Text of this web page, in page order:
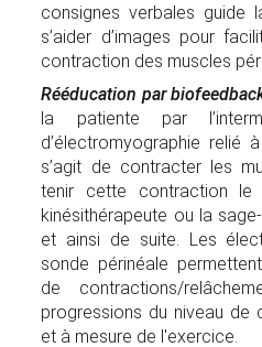
consignes verbales guide
s’aider d’images pour
contraction des muscles
Rééducation par
la patiente par
d’électromyographie relié
s’agit de contracter les
tenir cette contraction
kinésithérapeute ou la
et ainsi de suite. Les
sonde périnéale
de contractions/
progressions du niveau de
et à mesure de l'exercice.